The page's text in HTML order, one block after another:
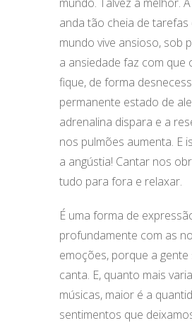
anda tão cheia de
mundo vive ansioso, sob
a ansiedade faz com que
fique, de forma
permanente estado de
adrenalina dispara e a
nos pulmões aumenta. E
a angústia! Cantar nos
tudo para fora e relaxar.
É uma forma de
profundamente com as
emoções, porque a
canta. E, quanto mais
músicas, maior é a
sentimentos que